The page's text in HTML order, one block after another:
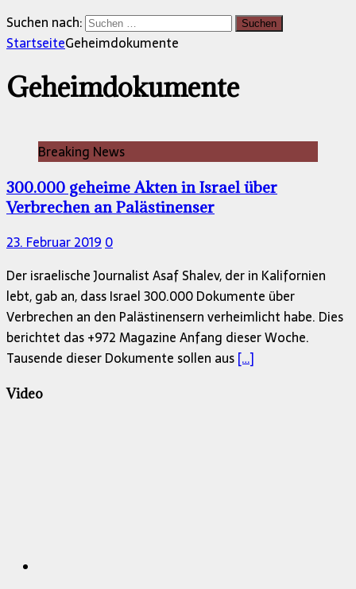
Suchen nach:
StartseiteGeheimdokumente
Geheimdokumente
Breaking News
300.000 geheime Akten in Israel über
Verbrechen an Palästinenser
23. Februar 2019 0
Der israelische Journalist Asaf Shalev, der in Kalifornien
lebt, gab an, dass Israel 300.000 Dokumente über
Verbrechen an den Palästinensern verheimlicht habe. Dies
berichtet das +972 Magazine Anfang dieser Woche.
Tausende dieser Dokumente sollen aus[…]
Video